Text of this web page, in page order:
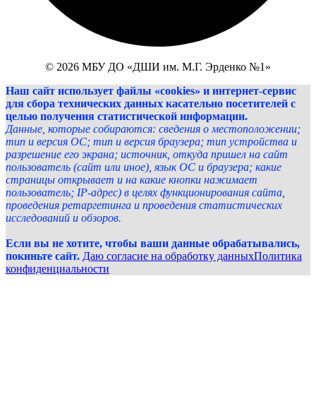
© 2026 МБУ ДО «ДШИ им. М.Г. Эрденко №1»
Наш сайт использует файлы «cookies» и интернет-сервис
для сбора технических данных касательно посетителей с
целью получения статистической информации.
Данные, которые собираются: сведения о местоположении;
тип и версия ОС; тип и версия браузера; тип устройства и
разрешение его экрана; источник, откуда пришел на сайт
пользователь (сайт или иное), язык ОС и браузера; какие
страницы открывает и на какие кнопки нажимает
пользователь; IP-адрес) в целях функционирования сайта,
проведения ретаргетинга и проведения статистических
исследований и обзоров.
Если вы не хотите, чтобы ваши данные обрабатывались,
покиньте сайт. Даю согласие на обработку данныхПолитика
конфиденциальности